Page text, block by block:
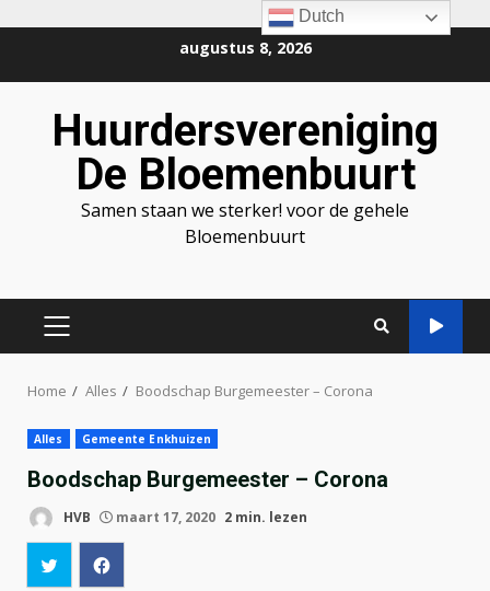
inhoud
augustus 8, 2026
Huurdersvereniging
De Bloemenbuurt
Samen staan we sterker! voor de gehele
Bloemenbuurt
PRIMAIR
Home Alles Boodschap Burgemeester – Corona
Alles Gemeente Enkhuizen
Boodschap Burgemeester – Corona
HVB maart 17, 2020 2 min. lezen
Dutch